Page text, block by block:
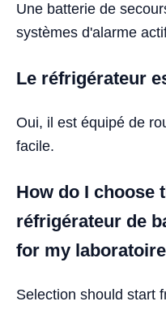
Une batterie de
systèmes d'alarme
Le réfrigérateur
Oui, il est équipé de
facile.
How do I choose
réfrigérateur de
for my
Selection should start